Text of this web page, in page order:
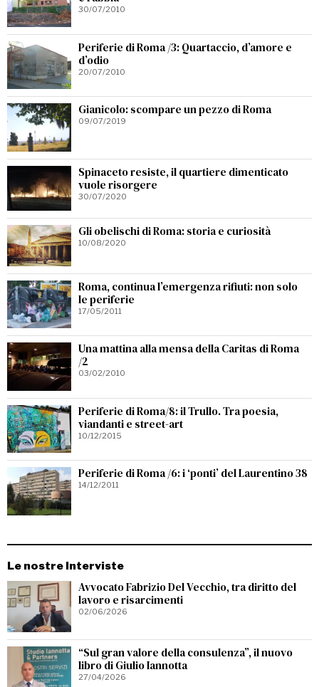
30/07/2010
Periferie di Roma /3: Quartaccio, d’amore e
d’odio
20/07/2010
Gianicolo: scompare un pezzo di Roma
09/07/2019
Spinaceto resiste, il quartiere dimenticato
vuole risorgere
30/07/2020
Gli obelischi di Roma: storia e curiosità
10/08/2020
Roma, continua l’emergenza rifiuti: non solo
le periferie
17/05/2011
Una mattina alla mensa della Caritas di Roma
/2
03/02/2010
Periferie di Roma/8: il Trullo. Tra poesia,
viandanti e street-art
10/12/2015
Periferie di Roma /6: i ‘ponti’ del Laurentino 38
14/12/2011
Le nostre Interviste
Avvocato Fabrizio Del Vecchio, tra diritto del
lavoro e risarcimenti
02/06/2026
“Sul gran valore della consulenza”, il nuovo
libro di Giulio Iannotta
27/04/2026